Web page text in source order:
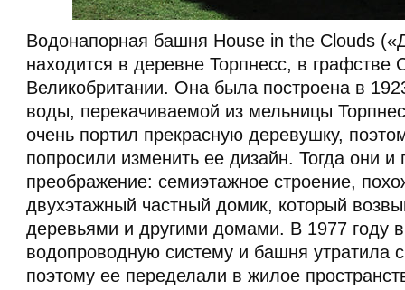
Водонапорная башня House in the Clouds
находится в деревне Торпнесс, в
Великобритании. Она была построена в
воды, перекачиваемой из мельницы
очень портил прекрасную деревушку,
попросили изменить ее дизайн. Тогда они и
преображение: семиэтажное строение,
двухэтажный частный домик, который
деревьями и другими домами. В 1977 году
водопроводную систему и башня утратила
поэтому ее переделали в жилое